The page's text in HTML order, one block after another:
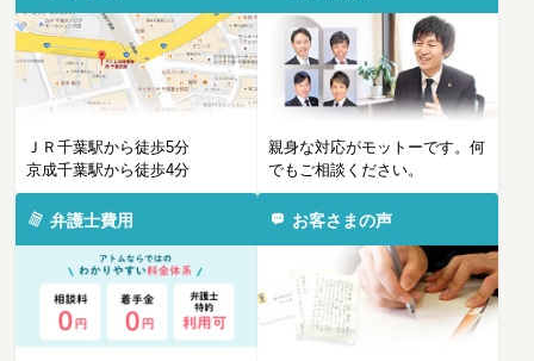
ＪＲ千葉駅から徒歩5分
京成千葉駅から徒歩4分
親身な対応がモットーです。何
でもご相談ください。
弁護士費用 お客さまの声